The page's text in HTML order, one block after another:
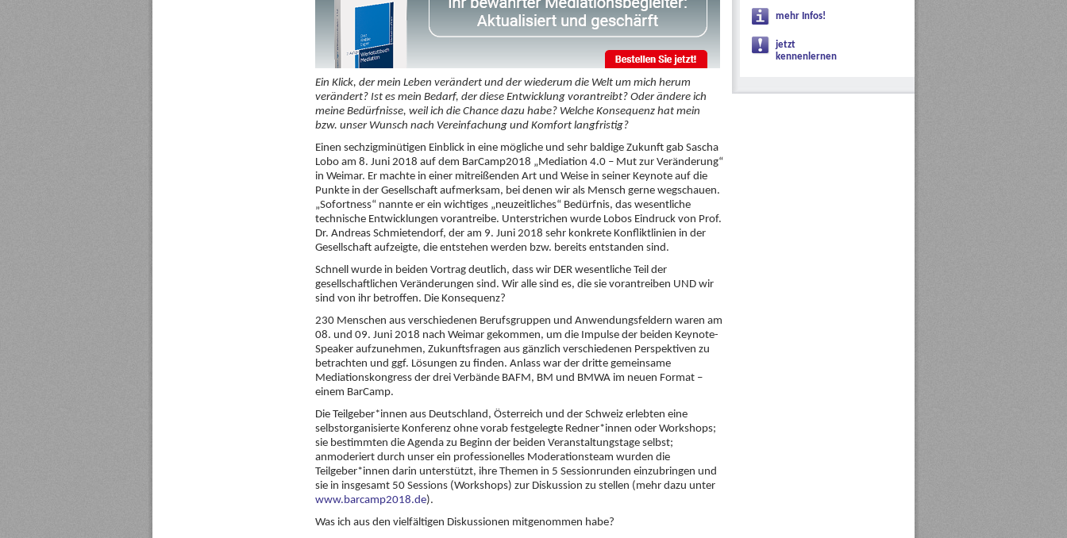
Ein Klick, der mein Leben verändert und der wiederum die Welt um mich herum
verändert? Ist es mein Bedarf, der diese Entwicklung vorantreibt? Oder ändere ich
meine Bedürfnisse, weil ich die Chance dazu habe? Welche Konsequenz hat mein
bzw. unser Wunsch nach Vereinfachung und Komfort langfristig?
Einen sechzigminütigen Einblick in eine mögliche und sehr baldige Zukunft gab Sascha
Lobo am 8. Juni 2018 auf dem BarCamp2018 „Mediation 4.0 – Mut zur Veränderung“
in Weimar. Er machte in einer mitreißenden Art und Weise in seiner Keynote auf die
Punkte in der Gesellschaft aufmerksam, bei denen wir als Mensch gerne wegschauen.
„Sofortness“ nannte er ein wichtiges „neuzeitliches“ Bedürfnis, das wesentliche
technische Entwicklungen vorantreibe. Unterstrichen wurde Lobos Eindruck von Prof.
Dr. Andreas Schmietendorf, der am 9. Juni 2018 sehr konkrete Konfliktlinien in der
Gesellschaft aufzeigte, die entstehen werden bzw. bereits entstanden sind.
Schnell wurde in beiden Vortrag deutlich, dass wir DER wesentliche Teil der
gesellschaftlichen Veränderungen sind. Wir alle sind es, die sie vorantreiben UND wir
sind von ihr betroffen. Die Konsequenz?
230 Menschen aus verschiedenen Berufsgruppen und Anwendungsfeldern waren am
08. und 09. Juni 2018 nach Weimar gekommen, um die Impulse der beiden Keynote-
Speaker aufzunehmen, Zukunftsfragen aus gänzlich verschiedenen Perspektiven zu
betrachten und ggf. Lösungen zu finden. Anlass war der dritte gemeinsame
Mediationskongress der drei Verbände BAFM, BM und BMWA im neuen Format –
einem BarCamp.
Die Teilgeber*innen aus Deutschland, Österreich und der Schweiz erlebten eine
selbstorganisierte Konferenz ohne vorab festgelegte Redner*innen oder Workshops;
sie bestimmten die Agenda zu Beginn der beiden Veranstaltungstage selbst;
anmoderiert durch unser ein professionelles Moderationsteam wurden die
Teilgeber*innen darin unterstützt, ihre Themen in 5 Sessionrunden einzubringen und
sie in insgesamt 50 Sessions (Workshops) zur Diskussion zu stellen (mehr dazu unter
www.barcamp2018.de).
Was ich aus den vielfältigen Diskussionen mitgenommen habe?
mehr Infos!
jetzt
kennenlernen